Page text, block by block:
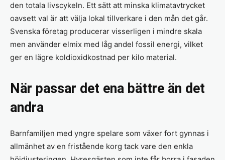
den totala livscykeln. Ett sätt att minska klimatavtrycket
oavsett val är att välja lokal tillverkare i den mån det går.
Svenska företag producerar visserligen i mindre skala
men använder elmix med låg andel fossil energi, vilket
ger en lägre koldioxidkostnad per kilo material.
När passar det ena bättre än det
andra
Barnfamiljen med yngre spelare som växer fort gynnas i
allmänhet av en fristående korg tack vare den enkla